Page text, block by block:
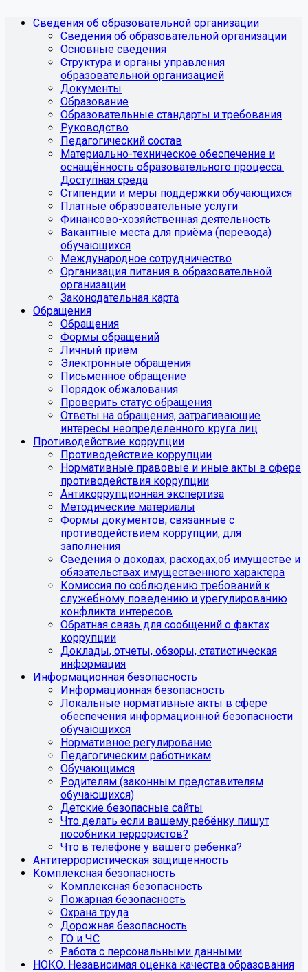
Сведения об образовательной организации
Сведения об образовательной организации
Основные сведения
Структура и органы управления
образовательной организацией
Документы
Образование
Образовательные стандарты и требования
Руководство
Педагогический состав
Материально-техническое обеспечение и
оснащённость образовательного процесса.
Доступная среда
Стипендии и меры поддержки обучающихся
Платные образовательные услуги
Финансово-хозяйственная деятельность
Вакантные места для приёма (перевода)
обучающихся
Международное сотрудничество
Организация питания в образовательной
организации
Законодательная карта
Обращения
Обращения
Формы обращений
Личный приём
Электронные обращения
Письменное обращение
Порядок обжалования
Проверить статус обращения
Ответы на обращения, затрагивающие
интересы неопределенного круга лиц
Противодействие коррупции
Противодействие коррупции
Нормативные правовые и иные акты в сфере
противодействия коррупции
Антикоррупционная экспертиза
Методические материалы
Формы документов, связанные с
противодействием коррупции, для
заполнения
Сведения о доходах, расходах,об имуществе и
обязательствах имущественного характера
Комиссия по соблюдению требований к
служебному поведению и урегулированию
конфликта интересов
Обратная связь для сообщений о фактах
коррупции
Доклады, отчеты, обзоры, статистическая
информация
Информационная безопасность
Информационная безопасность
Локальные нормативные акты в сфере
обеспечения информационной безопасности
обучающихся
Нормативное регулирование
Педагогическим работникам
Обучающимся
Родителям (законным представителям
обучающихся)
Детские безопасные сайты
Что делать если вашему ребёнку пишут
пособники террористов?
Что в телефоне у вашего ребенка?
Антитеррористическая защищенность
Комплексная безопасность
Комплексная безопасность
Пожарная безопасность
Охрана труда
Дорожная безопасность
ГО и ЧС
Работа с персональными данными
НОКО. Независимая оценка качества образования